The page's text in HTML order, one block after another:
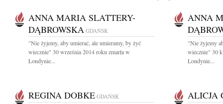
ANNA MARIA SLATTERY-
DĄBROWSKA GDAŃSK
"Nie żyjemy, aby umierać, ale umieramy, by żyć
wiecznie" 30 września 2014 roku zmarła w
Londynie...
ANNA
"Nie żyjemy
wiecznie" 30
Londynie...
REGINA DOBKE GDAŃSK ALICJA